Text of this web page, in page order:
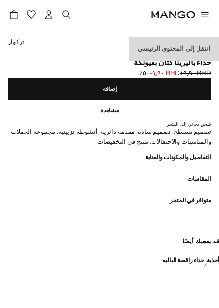
انتقل إلى المحتوى الرئيسي
CELEBRATION
حذاء باليرينا كتان بفيونكة
السعر الأول محذوف [BHD ١٩٫٩٠ ]
BHD ١٩٫٩٠
السعر الحالي [BHD ٩٫٩٠ ]BHD ٩٫٩٠ ؜-٥٠٪؜
حدد اللون
تركواز
إضافة
مشاهدة
شحن مجاني إلى المتجر
تصميم مسطح. تصميم سادة. مقدمة دائرية. أنشوطة تزيينية. مجموعة الحفلات
والمناسبات والاحتفالات. منتج في التخفيضات
التفاصيل والمكونات والعناية
المقاسات
متوافر في المتجر
قد يعجبك أيضًا
أحذية حذاء راقصة الباليه